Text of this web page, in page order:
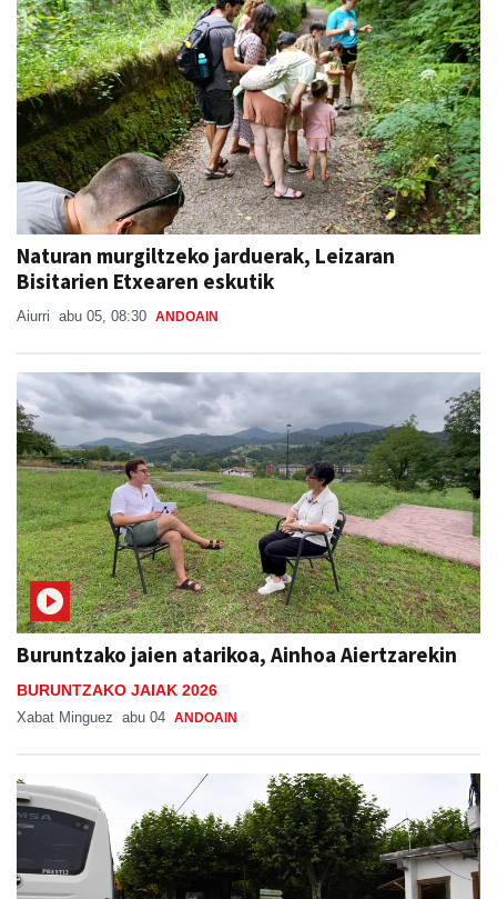
Naturan murgiltzeko jarduerak, Leizaran
Bisitarien Etxearen eskutik
Aiurri abu 05, 08:30 ANDOAIN
Buruntzako jaien atarikoa, Ainhoa Aiertzarekin
BURUNTZAKO JAIAK 2026
Xabat Minguez abu 04 ANDOAIN